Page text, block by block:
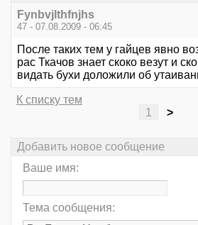
Fynbvjlthfnjhs
47 - 07.08.2009 - 06:45
После таких тем у гайцев явно
рас Ткачов знает скоко везут и
видать бухи доложили об
К списку тем
1
>
Добавить новое сообщение
Ваше имя:
Тема сообщения: